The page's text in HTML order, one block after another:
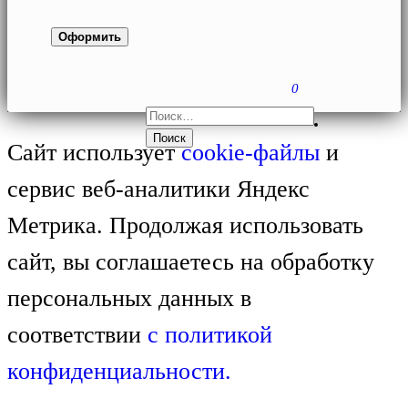
НАЙТИ:
0
Сайт используетcookie-файлы и
сервис веб-аналитики Яндекс
Метрика. Продолжая использовать
сайт, вы соглашаетесь на обработку
персональных данных в
соответствии с политикой
конфиденциальности.